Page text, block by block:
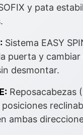
y pata
Sistema EASY
puerta y
desmontar.
Reposacabezas
ambas